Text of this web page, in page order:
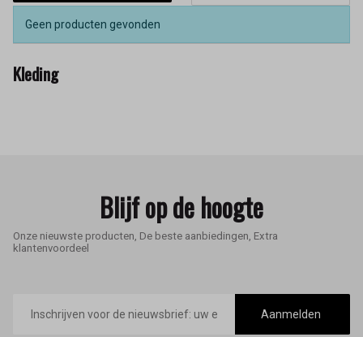
Geen producten gevonden
Kleding
Blijf op de hoogte
Onze nieuwste producten, De beste aanbiedingen, Extra
klantenvoordeel
mailadres
Aanmelden